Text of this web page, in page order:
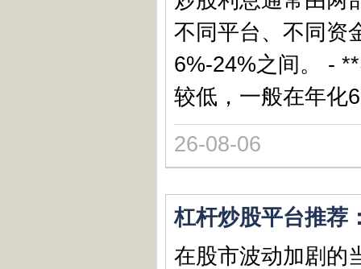
不同平台、不同资
6%-24%之间。 -
较低，一般在年化
26-08-06
杠杆炒股平台推荐
在股市波动加剧的